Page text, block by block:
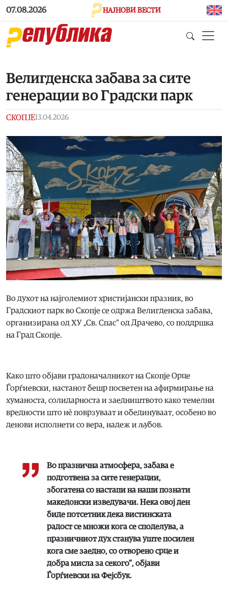
Skip to main content
07.08.2026 НАЈНОВИ ВЕСТИ
Велигденска забава за сите
генерации во Градски парк
СКОПЈЕ13.04.2026
Во духот на најголемиот христијански празник, во
Градскиот парк во Скопје се одржа Велигденска забава,
организирана од ХУ „Св. Спас“ од Драчево, со поддршка
на Град Скопје.
Како што објави градоначалникот на Скопје Орце
Ѓорѓиевски, настанот бешр посветен на афирмирање на
хуманоста, солидарноста и заедништвото како темелни
вредности што нè поврзуваат и обединуваат, особено во
денови исполнети со вера, надеж и љубов.
Во празнична атмосфера, забава е
подготвена за сите генерации,
збогатена со настапи на наши познати
македонски изведувачи. Нека овој ден
биде потсетник дека вистинската
радост се множи кога се споделува, а
празничниот дух станува уште посилен
кога сме заедно, со отворено срце и
добра мисла за секого“, објави
Ѓорѓиевски на Фејсбук.